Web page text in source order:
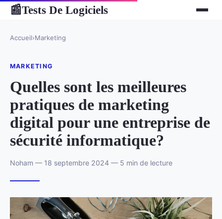
📰Tests De Logiciels
Accueil›Marketing
MARKETING
Quelles sont les meilleures
pratiques de marketing
digital pour une entreprise de
sécurité informatique?
Noham — 18 septembre 2024 — 5 min de lecture